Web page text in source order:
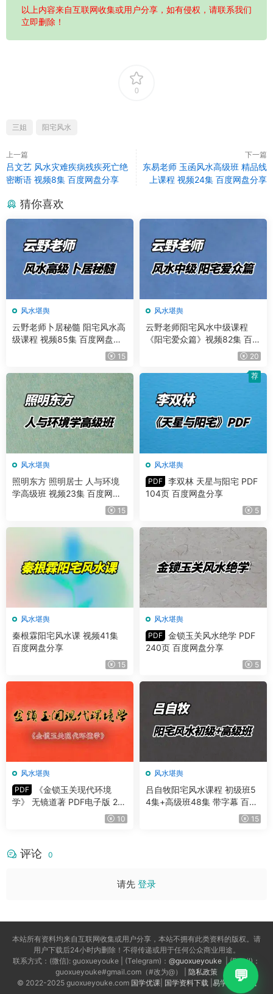
以上内容来自互联网收集或用户分享，如有侵权，请联系我们
立即删除！
0
三姐 阳宅风水
上一篇
吕文艺 风水灾难疾病残疾死亡绝
密断语 视频8集 百度网盘分享
下一篇
东易老师 玉函风水高级班 精品线
上课程 视频24集 百度网盘分享
猜你喜欢
风水堪舆
云野老师卜居秘髓 阳宅风水高
级课程 视频85集 百度网盘分
15
风水堪舆
云野老师阳宅风水中级课程
《阳宅爱众篇》视频82集 百度
20
风水堪舆
照明东方 照明居士 人与环境
学高级班 视频23集 百度网盘
15
风水堪舆
PDF 李双林 天星与阳宅 PDF
104页 百度网盘分享
5
荐
风水堪舆
秦根霖阳宅风水课 视频41集
百度网盘分享
15
风水堪舆
PDF 金锁玉关风水绝学 PDF
240页 百度网盘分享
5
风水堪舆
PDF
《金锁玉关现代环境
学》 无镜道著 PDF电子版 222
10
风水堪舆
吕自牧阳宅风水课程 初级班5
4集+高级班48集 带字幕 百度
15
评论 0
请先 登录
本站所有资料均来自互联网收集或用户分享，本站不拥有此类资料的版权。请
用户下载后24小时内删除！不得传递或用于任何公众商业用途。
联系方式：(微信): guoxueyouke | (Telegram)： @guoxueyouke | (Email)：
guoxueyouke#gmail.com（#改为@） | 隐私政策
© 2022-2025 guoxueyouke.com 国学优课| 国学资料下载 易学资料下载